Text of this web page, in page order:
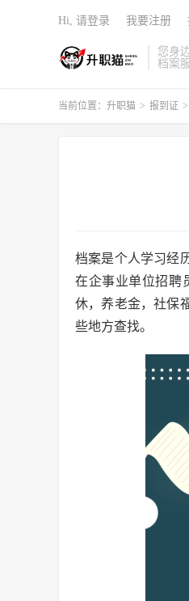
您身
档案
Hi, 请登录 我要注册
当前位置： 升职猫 > 报到证 >
档案是个人学习经
在企事业单位招聘
休，养老金，社保
些地方查找。